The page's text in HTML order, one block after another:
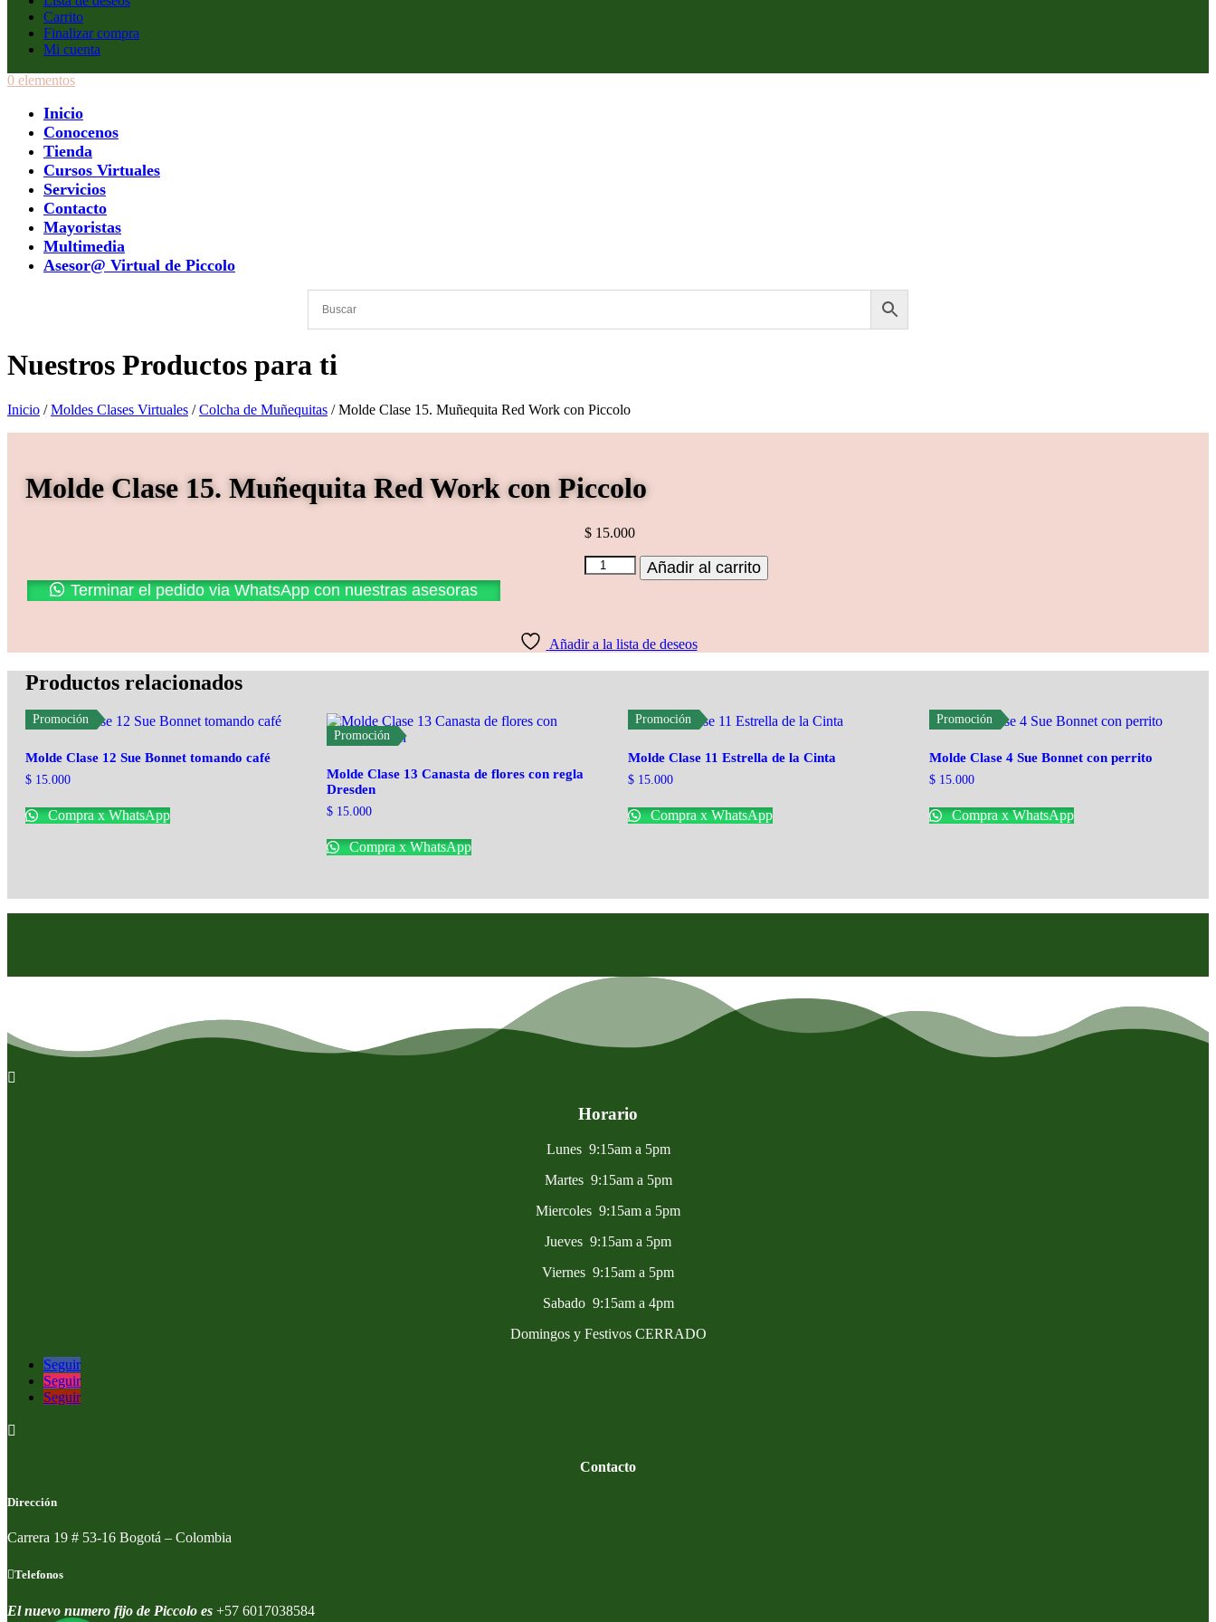
Carrito
Finalizar compra
Mi cuenta
0 elementos
Inicio
Conocenos
Tienda
Cursos Virtuales
Servicios
Contacto
Mayoristas
Multimedia
Asesor@ Virtual de Piccolo
Nuestros Productos para ti
Inicio /Moldes Clases Virtuales /Colcha de Muñequitas / Molde Clase 15. Muñequita Red Work con Piccolo
Molde Clase 15. Muñequita Red Work con Piccolo
$ 15.000
Molde
Clase
Work
Añadir al carrito
Terminar el pedido via WhatsApp con nuestras asesoras
Añadir a la lista de deseos
Productos relacionados
Promoción
Molde Clase 12 Sue Bonnet tomando café
$ 15.000
Compra x WhatsApp
Promoción
Molde Clase 13 Canasta de flores con regla
Dresden
$15.000
Compra x WhatsApp
Promoción
Molde Clase 11 Estrella de la Cinta
$15.000
Compra x WhatsApp
Promoción
Molde Clase 4 Sue Bonnet con perrito
$15.000
Compra x WhatsApp

Horario
Lunes 9:15am a 5pm
Martes 9:15am a 5pm
Miercoles 9:15am a 5pm
Jueves 9:15am a 5pm
Viernes 9:15am a 5pm
Sabado 9:15am a 4pm
Domingos y Festivos CERRADO
Seguir
Seguir
Seguir

Contacto
Dirección
Carrera 19 # 53-16 Bogotá – Colombia
Telefonos
El nuevo numero fijo de Piccolo es +57 6017038584